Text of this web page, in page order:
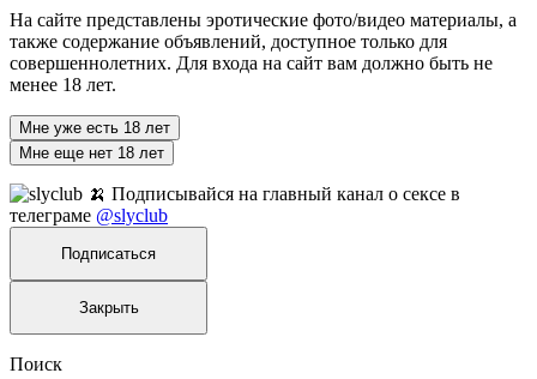
На сайте представлены эротические фото/видео материалы, а
также содержание объявлений, доступное только для
совершеннолетних. Для входа на сайт вам должно быть не
менее 18 лет.
Мне уже есть 18 лет
Мне еще нет 18 лет
🍌 Подписывайся на главный канал о сексе в
телеграме @slyclub
Подписаться
Закрыть
Поиск